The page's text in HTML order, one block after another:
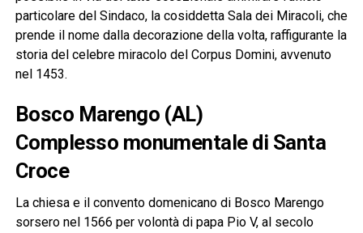
particolare del Sindaco, la cosiddetta Sala dei Miracoli, che
prende il nome dalla decorazione della volta, raffigurante la
storia del celebre miracolo del Corpus Domini, avvenuto
nel 1453.
Bosco Marengo (AL)
Complesso monumentale di Santa
Croce
La chiesa e il convento domenicano di Bosco Marengo
sorsero nel 1566 per volontà di papa Pio V, al secolo